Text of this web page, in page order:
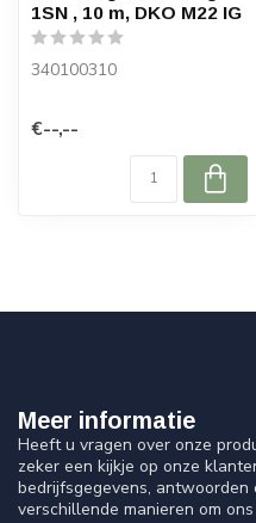
1SN , 10 m, DKO M22 IG
340100310
€--,--
Meer informatie
Heeft u vragen over onze
zeker een kijkje op onze
bedrijfsgegevens,
verschillende manieren om